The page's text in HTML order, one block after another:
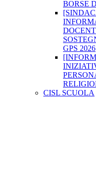
BORSE
GPS 2026
CISL SCUOLA